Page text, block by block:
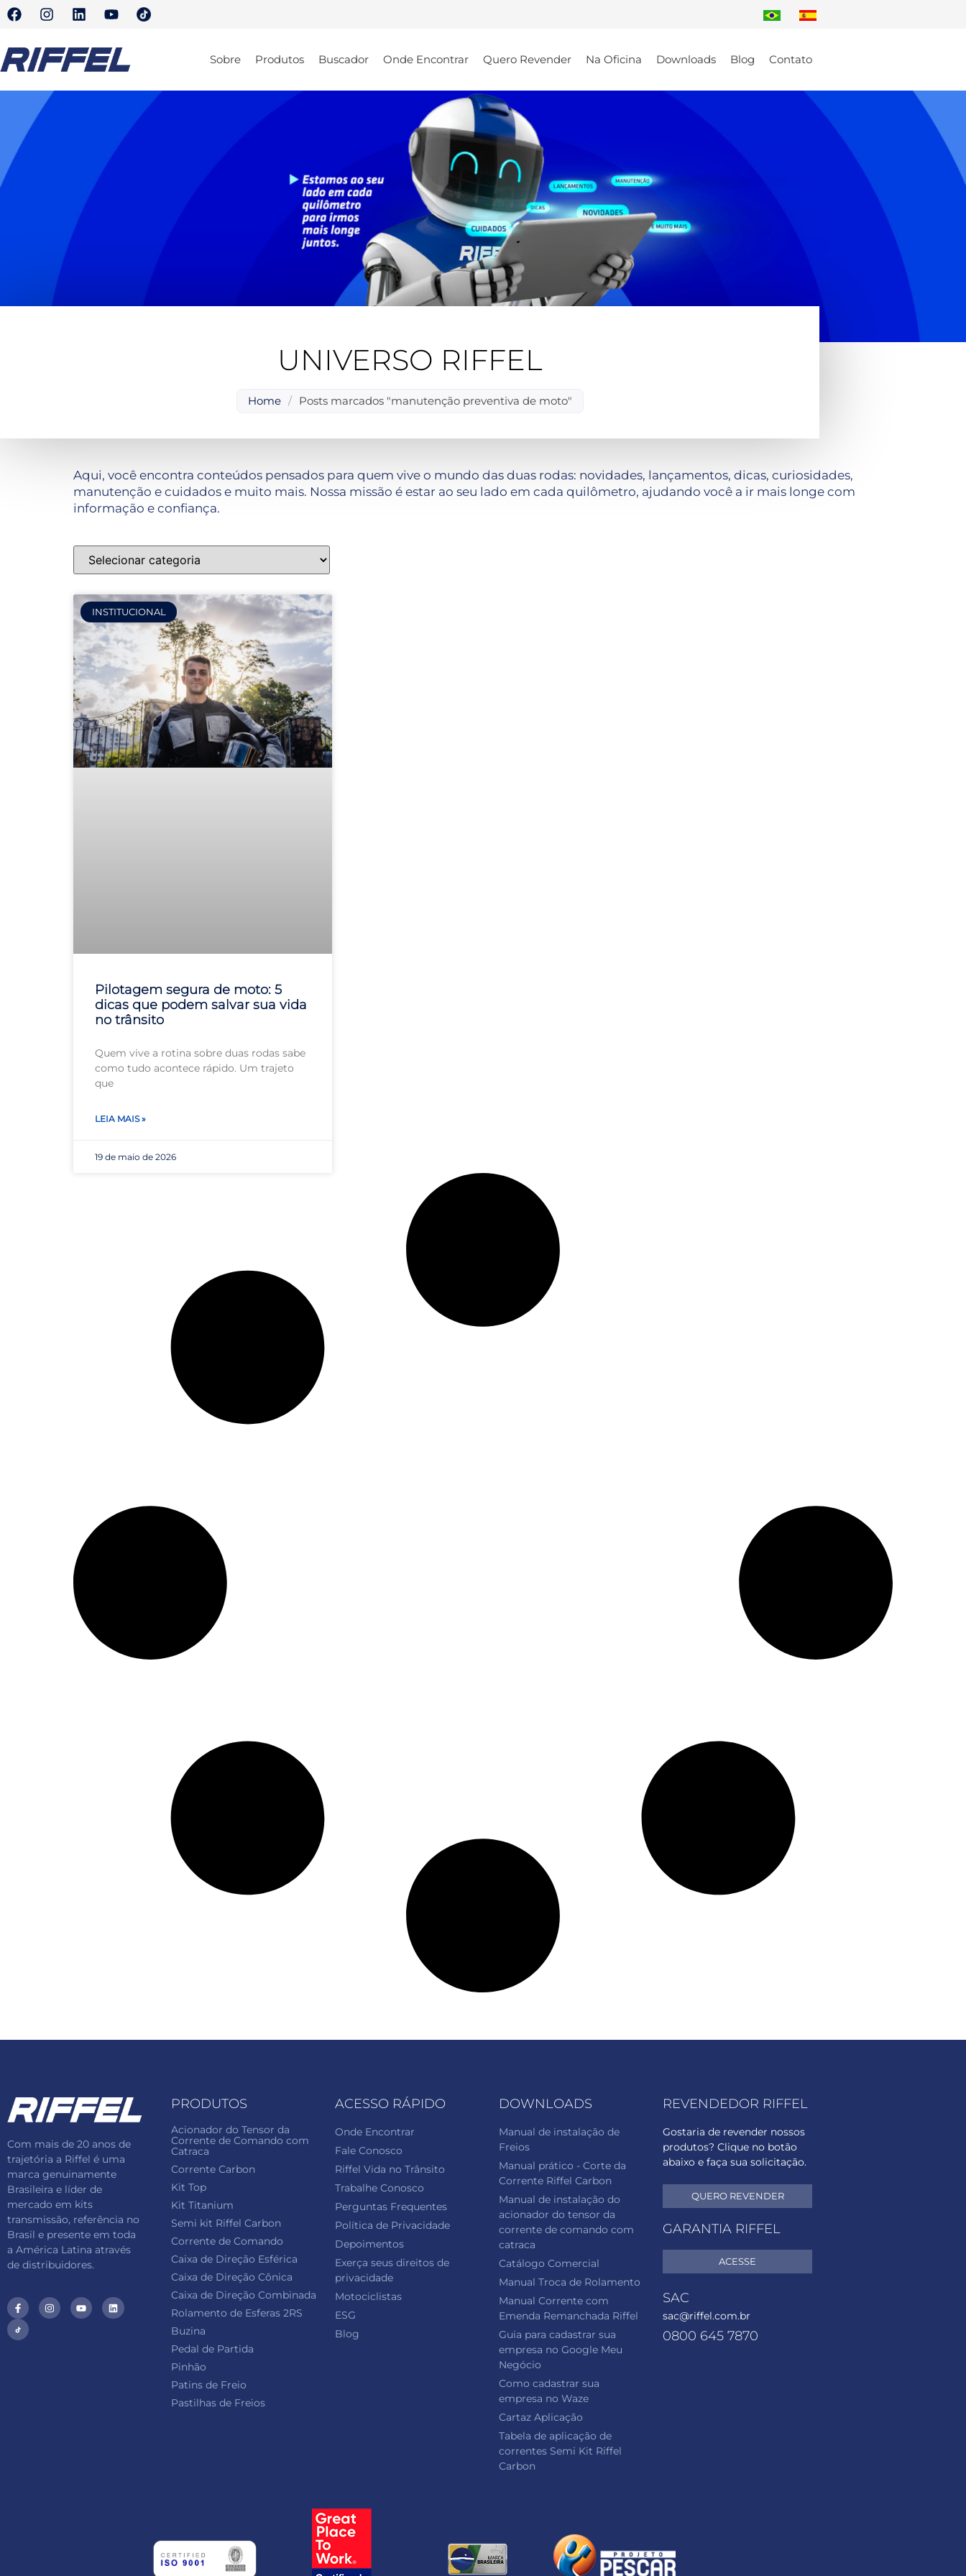
Sobre Produtos Buscador Onde Encontrar Quero Revender Na Oficina Downloads Blog Contato
UNIVERSO RIFFEL
Home / Posts marcados "manutenção preventiva de moto"
Aqui, você encontra conteúdos pensados para quem vive o mundo das duas rodas: novidades, lançamentos, dicas, curiosidades,
manutenção e cuidados e muito mais. Nossa missão é estar ao seu lado em cada quilômetro, ajudando você a ir mais longe com
informação e confiança.
INSTITUCIONAL
Pilotagem segura de moto: 5
dicas que podem salvar sua vida
no trânsito
Quem vive a rotina sobre duas rodas sabe
como tudo acontece rápido. Um trajeto
que
LEIA MAIS »
19 de maio de 2026
Com mais de 20 anos de
trajetória a Riffel é uma
marca genuinamente
Brasileira e líder de
mercado em kits
transmissão, referência no
Brasil e presente em toda
a América Latina através
de distribuidores.
PRODUTOS
Acionador do Tensor da
Corrente de Comando com
Catraca
Corrente Carbon
Kit Top
Kit Titanium
Semi kit Riffel Carbon
Corrente de Comando
Caixa de Direção Esférica
Caixa de Direção Cônica
Caixa de Direção Combinada
Rolamento de Esferas 2RS
Buzina
Pedal de Partida
Pinhão
Patins de Freio
Pastilhas de Freios
ACESSO RÁPIDO
Onde Encontrar
Fale Conosco
Riffel Vida no Trânsito
Trabalhe Conosco
Perguntas Frequentes
Política de Privacidade
Depoimentos
Exerça seus direitos de
privacidade
Motociclistas
ESG
Blog
DOWNLOADS
Manual de instalação de
Freios
Manual prático - Corte da
Corrente Riffel Carbon
Manual de instalação do
acionador do tensor da
corrente de comando com
catraca
Catálogo Comercial
Manual Troca de Rolamento
Manual Corrente com
Emenda Remanchada Riffel
Guia para cadastrar sua
empresa no Google Meu
Negócio
Como cadastrar sua
empresa no Waze
Cartaz Aplicação
Tabela de aplicação de
correntes Semi Kit Riffel
Carbon
REVENDEDOR RIFFEL
Gostaria de revender nossos
produtos? Clique no botão
abaixo e faça sua solicitação.
QUERO REVENDER
GARANTIA RIFFEL
ACESSE
SAC
sac@riffel.com.br
0800 645 7870